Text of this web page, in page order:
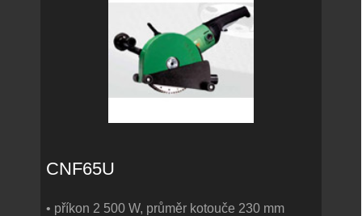
CNF65U
• příkon 2 500 W, průměr kotouče 230 mm